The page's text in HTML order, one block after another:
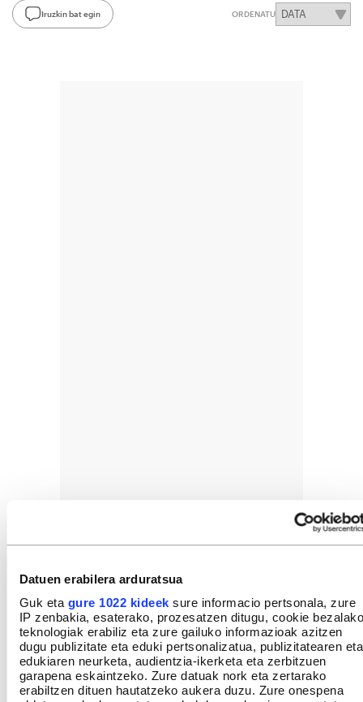
Datuen erabilera arduratsua
Guk eta gure 1022 kideek sure informacio pertsonala, zure
IP zenbakia, esaterako, prozesatzen ditugu, cookie bezalako
teknologiak erabiliz eta zure gailuko informazioak azitzen
dugu publizitate eta eduki pertsonalizatua, publizitatearen eta
edukiaren neurketa, audientzia-ikerketa eta zerbitzuen
garapena eskaintzeko. Zure datuak nork eta zertarako
erabiltzen dituen hautatzeko aukera duzu. Zure onespena
Iruzkin bat egin ORDENATU
GEHIEN IRAKURRIAK